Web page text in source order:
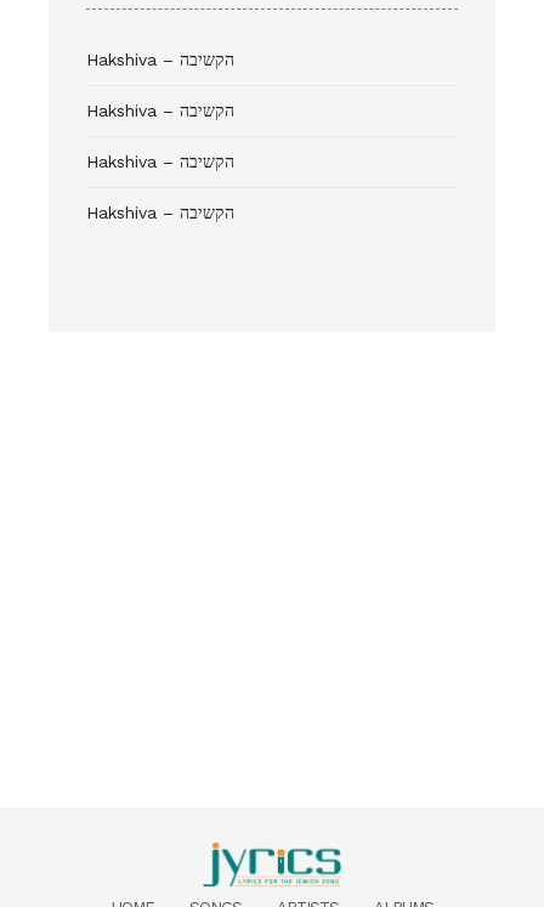
Hakshiva – הקשיבה
Hakshiva – הקשיבה
Hakshiva – הקשיבה
Hakshiva – הקשיבה